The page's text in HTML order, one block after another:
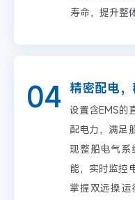
寿命，提升整
04 精密配电
设置含EMS的
配电力，满足
现整船电气系
能，实时监控
掌握双远操运